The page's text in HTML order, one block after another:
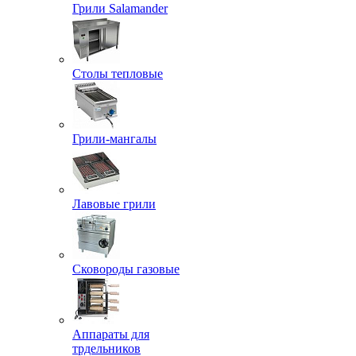
Грили Salamander
Столы тепловые
Грили-мангалы
Лавовые грили
Сковороды газовые
Аппараты для
трдельников